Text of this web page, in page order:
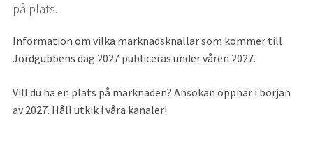
på plats.
Information om vilka marknadsknallar som kommer till
Jordgubbens dag 2027 publiceras under våren 2027.
Vill du ha en plats på marknaden? Ansökan öppnar i början
av 2027. Håll utkik i våra kanaler!